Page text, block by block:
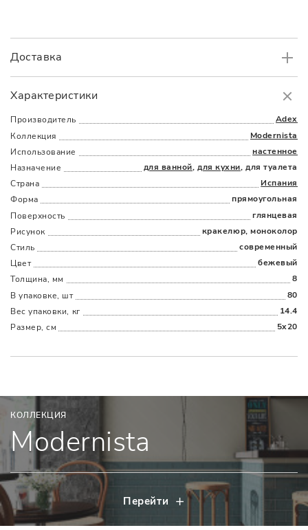
Характеристики
Производитель
Adex
Коллекция
Modernista
Использование
настенное
Назначение
для ванной,для кухни, для туалета
Страна
Испания
Форма
прямоугольная
Поверхность
глянцевая
Рисунок
кракелюр, моноколор
Стиль
современный
Цвет
бежевый
Толщина, мм
8
В упаковке, шт
80
Вес упаковки, кг
14.4
Размер, см
5x20
Доставка
Доставка
НаличымиКартойПо счетуДолями
КОЛЛЕКЦИЯ
Modernista
Перейти